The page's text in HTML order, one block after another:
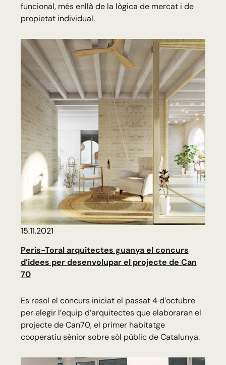
funcional, més enllà de la lògica de mercat i de
propietat individual.
15.11.2021
Peris-Toral arquitectes guanya el concurs
d’idees per desenvolupar el projecte de Can
70
Es resol el concurs iniciat el passat 4 d’octubre
per elegir l’equip d’arquitectes que elaboraran el
projecte de Can70, el primer habitatge
cooperatiu sènior sobre sòl públic de Catalunya.